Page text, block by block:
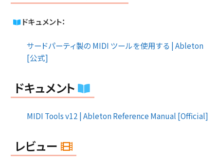
ドキュメント：
サードパーティ製の MIDI ツールを使用する | Ableton
[公式]
ドキュメント
MIDI Tools v12 | Ableton Reference Manual [Official]
レビュー